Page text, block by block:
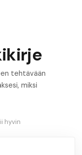
tehtävään
miksi
hyvin